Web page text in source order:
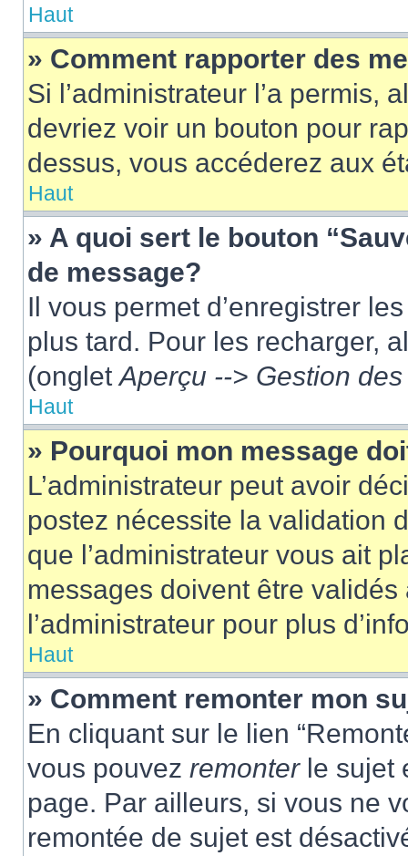
Haut
» Comment rapporter des
Si l’administrateur l’a permis,
devriez voir un bouton pour
dessus, vous accéderez aux
Haut
» A quoi sert le bouton
de message?
Il vous permet d’enregistrer
plus tard. Pour les recharger,
(ongletAperçu --> Gestion
Haut
» Pourquoi mon message
L’administrateur peut avoir
postez nécessite la validation
que l’administrateur vous ait
messages doivent être validés
l’administrateur pour plus
Haut
» Comment remonter mon
En cliquant sur le lien
vous pouvez remonterle sujet
page. Par ailleurs, si vous ne
remontée de sujet est